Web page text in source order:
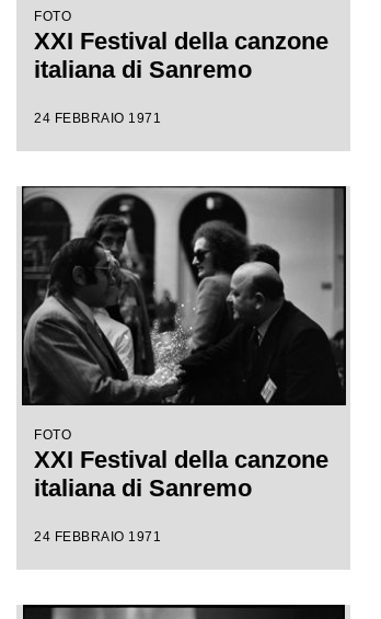
FOTO
XXI Festival della canzone
italiana di Sanremo
24 FEBBRAIO 1971
FOTO
XXI Festival della canzone
italiana di Sanremo
24 FEBBRAIO 1971